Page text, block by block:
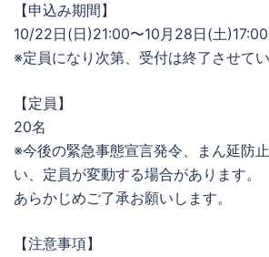
【申込み期間】
10/22日(日)21:00〜10月28日(土
※定員になり次第、受付は終了させてい
【定員】
20名
※今後の緊急事態宣言発令、まん延防
い、定員が変動する場合があります。
あらかじめご了承お願いします。
【注意事項】